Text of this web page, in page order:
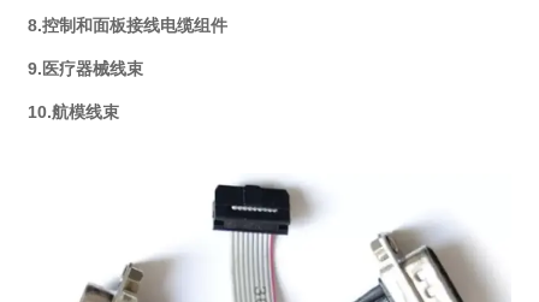
8.控制和面板接线电缆组件
9.医疗器械线束
10.航模线束